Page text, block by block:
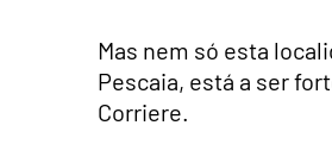
Mas nem só esta
Pescaia, está a ser
Corriere.